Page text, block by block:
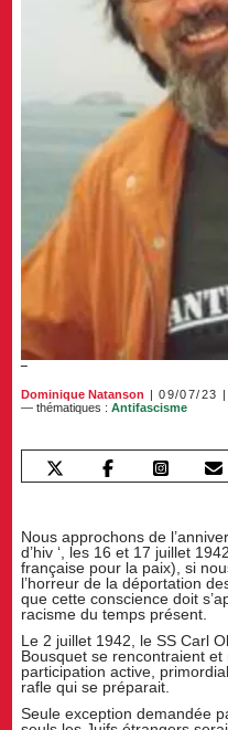
Dominique Natanson 09/07/23
— thématiques :Antifascisme
Nous approchons de
d’hiv ‘, les 16 et 17 juillet
française pour la paix), si
l’horreur de la déportation
que cette conscience doit
racisme du temps présent.
Le 2 juillet 1942, le SS Carl
Bousquet se rencontraient
participation active,
rafle qui se préparait.
Seule exception demandée